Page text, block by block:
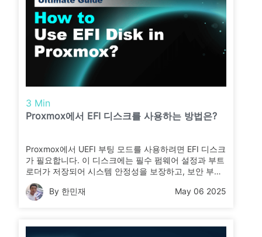
3 Min
Proxmox에서 EFI 디스크를 사용하는 방법은?
Proxmox에서 UEFI 부팅 모드를 사용하려면 EFI 디스크
가 필요합니다. 이 디스크에는 필수 펌웨어 설정과 부트
로더가 저장되어 시스템 안정성을 보장하고, 보안 부팅
(Secure Boot)을 지원하며, 재부팅 후에도 설정이 유실
되지 않도록 합니다.
By 한민재 May 06 2025